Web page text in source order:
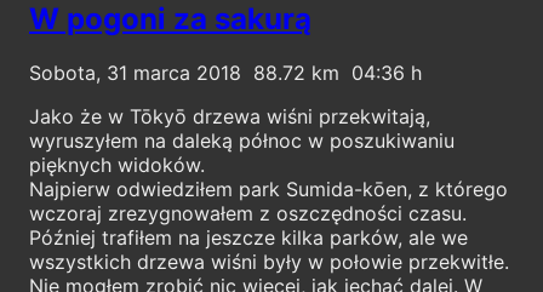
W pogoni za sakurą
Sobota, 31 marca 2018 88.72
04:36
Jako że w Tōkyō drzewa wiśni przekwitają,
wyruszyłem na daleką północ w poszukiwaniu
pięknych widoków.
Najpierw odwiedziłem park Sumida-kōen, z którego
wczoraj zrezygnowałem z oszczędności czasu.
Później trafiłem na jeszcze kilka parków, ale we
wszystkich drzewa wiśni były w połowie przekwitłe.
Nie mogłem zrobić nic więcej, jak jechać dalej. W